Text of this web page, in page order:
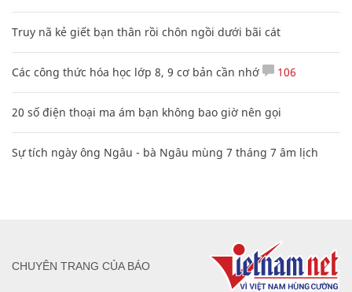
Truy nã kẻ giết bạn thân rồi chôn ngồi dưới bãi cát
Các công thức hóa học lớp 8, 9 cơ bản cần nhớ 106
20 số điện thoại ma ám bạn không bao giờ nên gọi
Sự tích ngày ông Ngâu - bà Ngâu mùng 7 tháng 7 âm lịch
CHUYÊN TRANG CỦA BÁO